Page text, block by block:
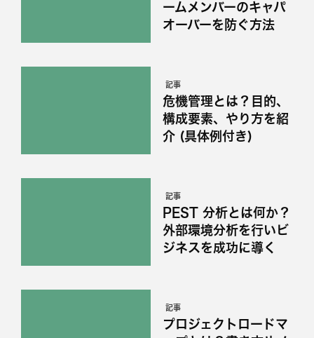
ームメンバーのキャパ
オーバーを防ぐ方法
記事
危機管理とは？目的、
構成要素、やり方を紹
介 (具体例付き)
記事
PEST 分析とは何か？
外部環境分析を行いビ
ジネスを成功に導く
記事
プロジェクトロードマ